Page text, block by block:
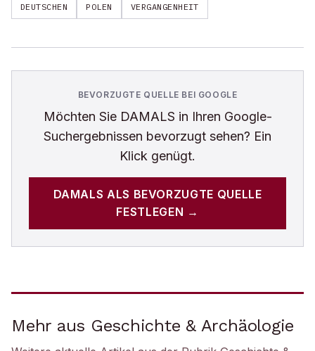
DEUTSCHEN POLEN VERGANGENHEIT
BEVORZUGTE QUELLE BEI GOOGLE
Möchten Sie DAMALS in Ihren Google-
Suchergebnissen bevorzugt sehen? Ein
Klick genügt.
DAMALS ALS BEVORZUGTE QUELLE
FESTLEGEN →
Mehr aus Geschichte & Archäologie